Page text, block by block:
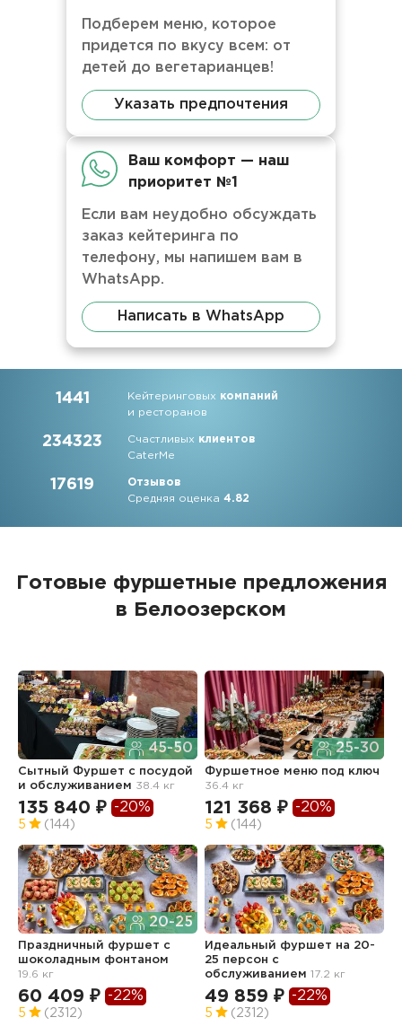
Подберем меню, которое
придется по вкусу всем: от
детей до вегетарианцев!
Указать предпочтения
Ваш комфорт — наш
приоритет №1
Если вам неудобно обсуждать
заказ кейтеринга по
телефону, мы напишем вам в
WhatsApp.
Написать в WhatsApp
1441 Кейтеринговых компаний
и ресторанов
234323 Счастливых клиентов
CaterMe
17619
Отзывов
Средняя оценка4.82
Готовые фуршетные предложения
в Белоозерском
45-50
Сытный Фуршет с посудой
и обслуживанием 38.4 кг
135 840 ₽ -20%
5 (144)
25-30
Фуршетное меню под ключ
36.4 кг
121 368 ₽ -20%
5 (144)
20-25
Праздничный фуршет с
шоколадным фонтаном
19.6 кг
60 409 ₽ -22%
5 (2312)
Идеальный фуршет на 20-
25 персон с
обслуживанием17.2 кг
49 859 ₽ -22%
5 (2312)